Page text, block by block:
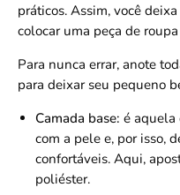
práticos. Assim, você
colocar uma peça de
Para nunca errar, anote
para deixar seu pequeno
Camada base: é aquela
com a pele e, por isso,
confortáveis. Aqui,
poliéster.